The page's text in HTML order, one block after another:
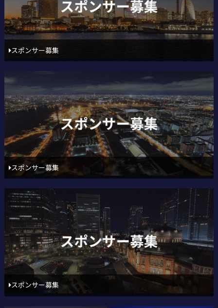
スポンサー募集
スポンサー募集
スポンサー募集